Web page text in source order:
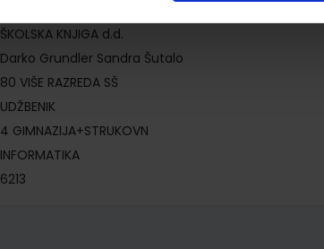
ŠKOLSKA KNJIGA d.d.
Darko Grundler Sandra Šutalo
80 VIŠE RAZREDA SŠ
UDŽBENIK
4 GIMNAZIJA+STRUKOVN
INFORMATIKA
6213